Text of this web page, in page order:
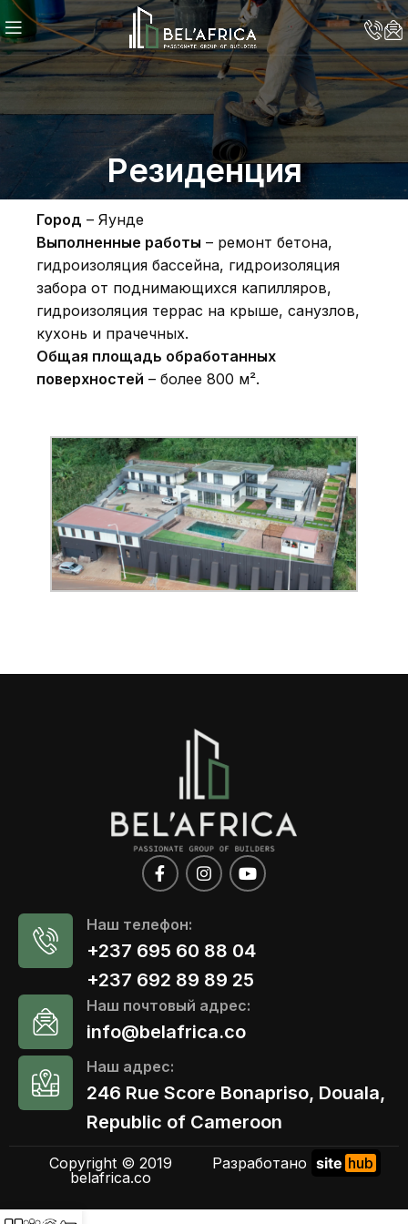
Резиденция
Город – Яунде
Выполненные работы – ремонт бетона,
гидроизоляция бассейна, гидроизоляция
забора от поднимающихся капилляров,
гидроизоляция террас на крыше, санузлов,
кухонь и прачечных.
Общая площадь обработанных
поверхностей – более 800 м².
Наш телефон:
+237 695 60 88 04
+237 692 89 89 25
Наш почтовый адрес:
info@belafrica.co
Наш адрес:
246 Rue Score Bonapriso, Douala,
Republic of Cameroon
Copyright © 2019
belafrica.co
Разработано site hub